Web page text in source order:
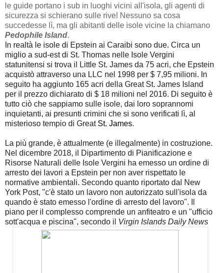
le guide portano i sub in luoghi vicini all'isola, gli agenti di
sicurezza si schierano sulle rive! Nessuno sa cosa
succedesse lì, ma gli abitanti delle isole vicine la chiamano
Pedophile Island.
In realtà le isole di Epstein ai Caraibi sono due. Circa un
miglio a sud-est di St. Thomas nelle Isole Vergini
statunitensi si trova il Little St. James da 75 acri, che Epstein
acquistò attraverso una LLC nel 1998 per $ 7,95 milioni. In
seguito ha aggiunto 165 acri della Great St. James Island
per il prezzo dichiarato di $ 18 milioni nel 2016. Di seguito è
tutto ciò che sappiamo sulle isole, dai loro soprannomi
inquietanti, ai presunti crimini che si sono verificati lì, al
misterioso tempio di Great St. James.
La più grande, è attualmente (e illegalmente) in costruzione.
Nel dicembre 2018, il Dipartimento di Pianificazione e
Risorse Naturali delle Isole Vergini ha emesso un ordine di
arresto dei lavori a Epstein per non aver rispettato le
normative ambientali. Secondo quanto riportato dal New
York Post, "c'è stato un lavoro non autorizzato sull'isola da
quando è stato emesso l'ordine di arresto del lavoro". Il
piano per il complesso comprende un anfiteatro e un "ufficio
sott'acqua e piscina", secondo il Virgin Islands Daily News